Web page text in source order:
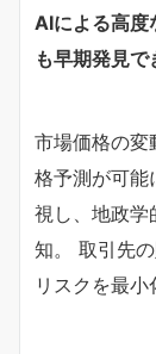
AIによる高度
も早期発見で
市場価格の変
格予測が可能
視し、地政学
知。 取引先
リスクを最小